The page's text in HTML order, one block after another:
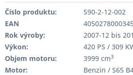
Číslo produktu:
S90-2-12-002
EAN
Rok výroby:
2007-12 bis
Výkon:
420 PS / 309
Objem motoru:
3999 cm3
Motor:
Benzin / S65